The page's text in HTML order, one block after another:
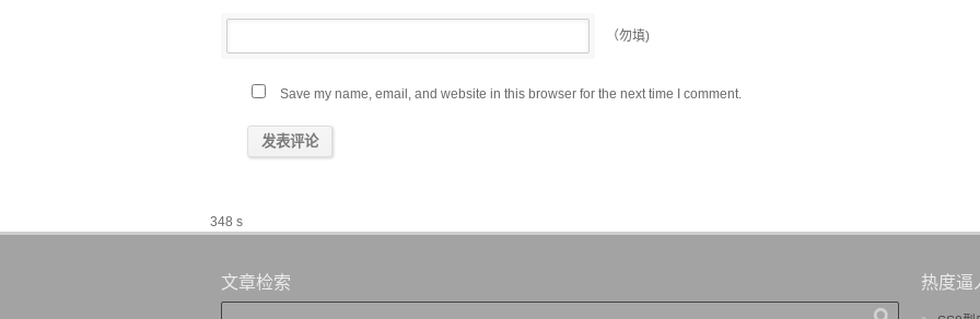
（勿填)
Save my name, email, and website in this browser for the next time I comment.
348 s
文章检索 热度逼